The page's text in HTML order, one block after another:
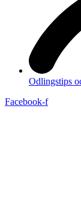
Odlingstips
Facebook-f